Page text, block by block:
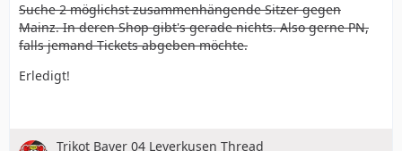
Suche 2 möglichst zusammenhängende Sitzer gegen
Mainz. In deren Shop gibt's gerade nichts. Also gerne PN,
falls jemand Tickets abgeben möchte.
Erledigt!
Trikot Bayer 04 Leverkusen Thread